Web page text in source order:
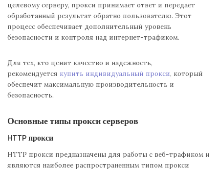
целевому серверу, прокси принимает ответ и передает
обработанный результат обратно пользователю. Этот
процесс обеспечивает дополнительный уровень
безопасности и контроля над интернет-трафиком.
Для тех, кто ценит качество и надежность,
рекомендуется купить индивидуальный прокси, который
обеспечит максимальную производительность и
безопасность.
Основные типы прокси серверов
HTTP прокси
HTTP прокси предназначены для работы с веб-трафиком и
являются наиболее распространенным типом прокси